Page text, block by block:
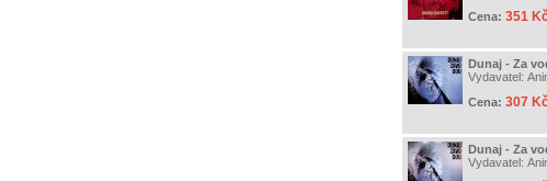
Cena: 351
Dunaj - Za
Vydavatel:
Cena: 307
Dunaj - Za
Vydavatel: